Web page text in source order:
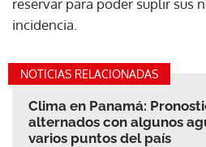
reservar para poder suplir sus
incidencia.
NOTICIAS RELACIONADAS
Clima en Panamá:
alternados con algunos
varios puntos del país